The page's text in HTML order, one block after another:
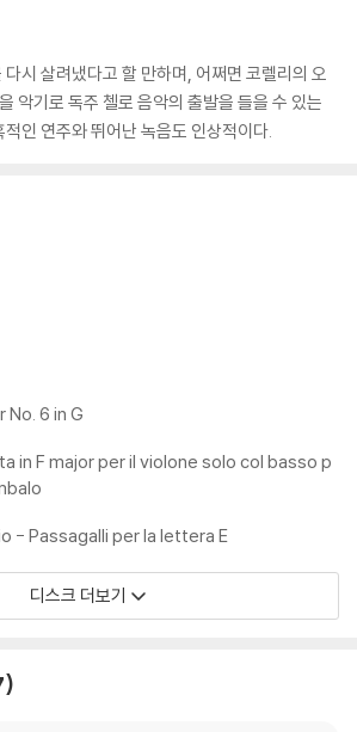
시 살려냈다고 할 만하며, 어쩌면 코렐리의 오
악기로 독주 첼로 음악의 출발을 들을 수 있는
인 연주와 뛰어난 녹음도 인상적이다.
No. 6 in G
in F major per il violone solo col basso p
- Passagalli per la lettera E
디스크 더보기